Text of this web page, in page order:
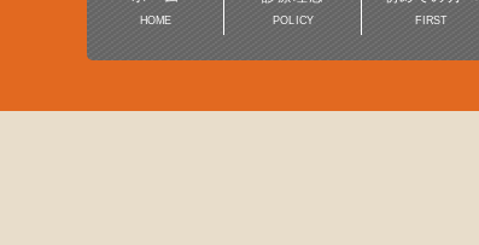
HOME POLICY FIRST
予防歯科・定期健診